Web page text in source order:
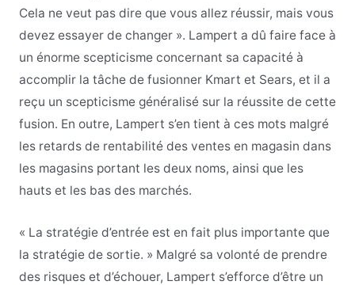
Cela ne veut pas dire que vous allez réussir, mais vous
devez essayer de changer ». Lampert a dû faire face à
un énorme scepticisme concernant sa capacité à
accomplir la tâche de fusionner Kmart et Sears, et il a
reçu un scepticisme généralisé sur la réussite de cette
fusion. En outre, Lampert s’en tient à ces mots malgré
les retards de rentabilité des ventes en magasin dans
les magasins portant les deux noms, ainsi que les
hauts et les bas des marchés.
« La stratégie d’entrée est en fait plus importante que
la stratégie de sortie. » Malgré sa volonté de prendre
des risques et d’échouer, Lampert s’efforce d’être un